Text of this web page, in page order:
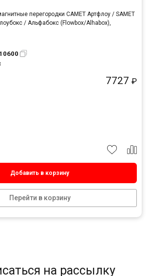
перегородки САМЕТ Артфлоу / SAMET
/ Альфабокс (Flowbox/Alhabox),
7727 ₽
Добавить в корзину
Перейти в корзину
на рассылку